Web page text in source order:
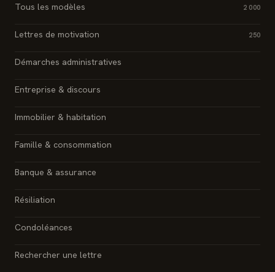
Tous les modèles 2 000
Lettres de motivation 250
Démarches administratives
Entreprise & discours
Immobilier & habitation
Famille & consommation
Banque & assurance
Résiliation
Condoléances
Rechercher une lettre